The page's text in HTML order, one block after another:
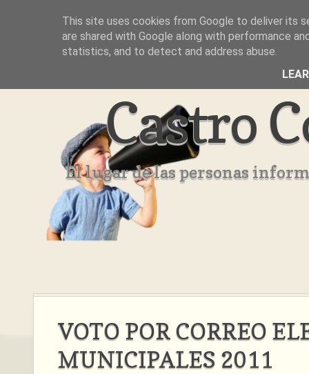
Inicio Aviso Legal Quienes Somos ??
Castro
El lugar de las personas
VOTO POR CORREO
MUNICIPALES 2011
This site uses cookies from Google to deliver its
are shared with Google along with performance
statistics, and to detect and address abuse.